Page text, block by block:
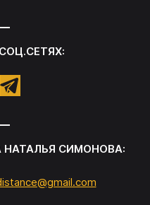
НАТАЛЬЯ СИМОНОВА: